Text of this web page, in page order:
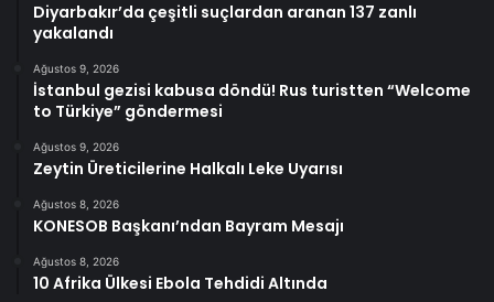
Diyarbakır’da çeşitli suçlardan aranan 137 zanlı
yakalandı
Ağustos 9, 2026
İstanbul gezisi kabusa döndü! Rus turistten “Welcome
to Türkiye” göndermesi
Ağustos 9, 2026
Zeytin Üreticilerine Halkalı Leke Uyarısı
Ağustos 8, 2026
KONESOB Başkanı’ndan Bayram Mesajı
Ağustos 8, 2026
10 Afrika Ülkesi Ebola Tehdidi Altında